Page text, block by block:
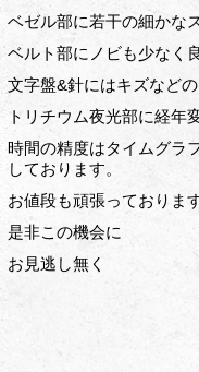
ベゼル部に若干の細かな
ベルト部にノビも少なく
文字盤&針にはキズなど
トリチウム夜光部に経年
時間の精度はタイムグラ
しております。
お値段も頑張っております
是非この機会に
お見逃し無く